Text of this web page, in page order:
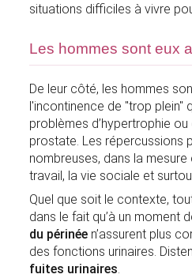
situations difficiles à vivre
Les hommes sont eux
De leur côté, les hommes
l'incontinence de "trop plein"
problèmes d’hypertrophie
prostate. Les répercussions
nombreuses, dans la
travail, la vie sociale et
Quel que soit le contexte,
dans le fait qu’à un moment
du périnée n’assurent plus
des fonctions urinaires.
fuites urinaires.